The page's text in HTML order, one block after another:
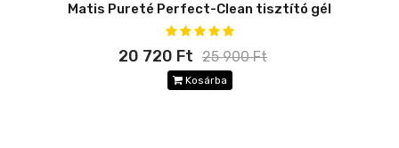
Matis Pureté Perfect-Clean tisztító gél
20 720 Ft 25 900 Ft
Kosárba